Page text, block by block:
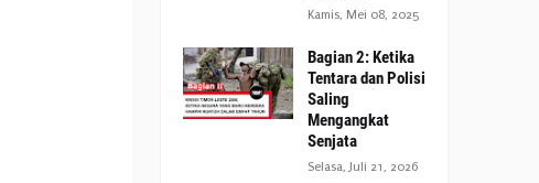
Kamis, Mei 08, 2025
Bagian 2: Ketika
Tentara dan Polisi
Saling
Mengangkat
Senjata
Selasa, Juli 21, 2026